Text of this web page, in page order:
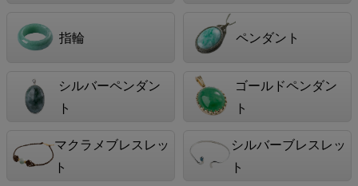
指輪 ペンダント
シルバーペンダン
ト
ゴールドペンダン
ト
マクラメブレスレッ
ト
シルバーブレスレッ
ト